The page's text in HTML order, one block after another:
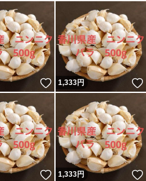
いいね！
1,333円
いいね！
1,333円